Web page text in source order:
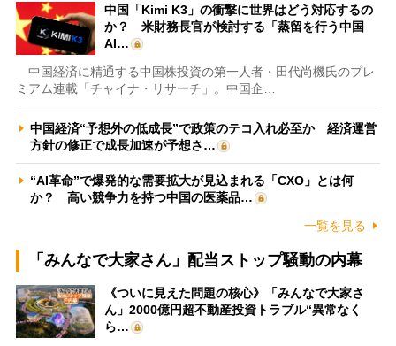
中国「Kimi K3」の衝撃に世界はどう対応するの
か？ 米財務長官が検討する「蒸留を行う中国
AI…
中国経済に精通する中国株投資の第一人者・田代尚機氏のプレ
ミアム連載「チャイナ・リサーチ」。中国企…
中国経済“予想外の低成長”で政策のテコ入れ必至か 経済運営
方針の修正で成長加速が予想さ…
“AI革命”で爆発的な需要拡大が見込まれる「CXO」とは何
か？ 高い競争力を持つ中国の医薬品…
一覧を見る
「みんなで大家さん」配当ストップ騒動の内幕
《ついに見えた問題の核心》「みんなで大家さ
ん」2000億円超不動産投資トラブル“異常なく
ら…